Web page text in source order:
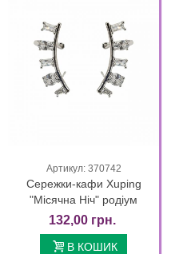
Артикул: 370742
Сережки-кафи Xuping
"Місячна Ніч" родіум
132,00 грн.
В КОШИК